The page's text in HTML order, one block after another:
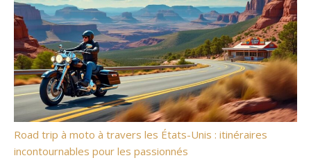
Road trip à moto à travers les États-Unis : itinéraires
incontournables pour les passionnés